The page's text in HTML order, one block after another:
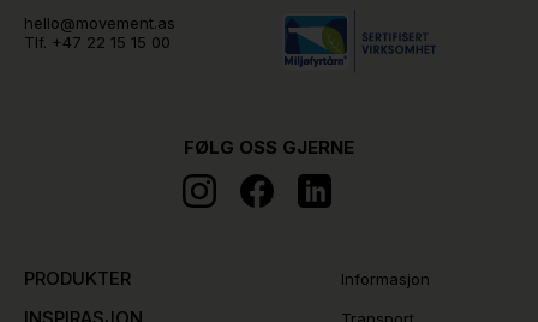
hello@movement.as
Tlf. +47 22 15 15 00
PRODUKTER
Informasjon
FØLG OSS GJERNE